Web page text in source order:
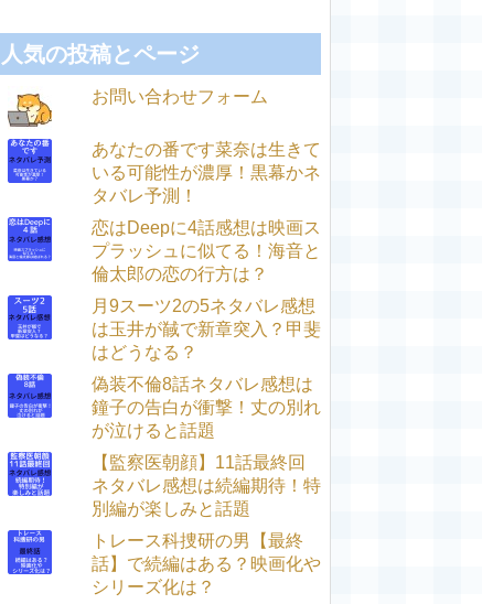
人気の投稿とページ
お問い合わせフォーム
あなたの番です菜奈は生きて
いる可能性が濃厚！黒幕かネ
タバレ予測！
恋はDeepに4話感想は映画ス
プラッシュに似てる！海音と
倫太郎の恋の行方は？
月9スーツ2の5ネタバレ感想
は玉井が馘で新章突入？甲斐
はどうなる？
偽装不倫8話ネタバレ感想は
鐘子の告白が衝撃！丈の別れ
が泣けると話題
【監察医朝顔】11話最終回
ネタバレ感想は続編期待！特
別編が楽しみと話題
トレース科捜研の男【最終
話】で続編はある？映画化や
シリーズ化は？